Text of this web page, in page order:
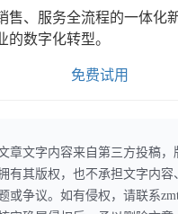
售、服务全流程的一体化
的数字化转型。
免费试用
章文字内容来自第三方投稿
有其版权，也不承担文字内容
或争议。如有侵权，请联系